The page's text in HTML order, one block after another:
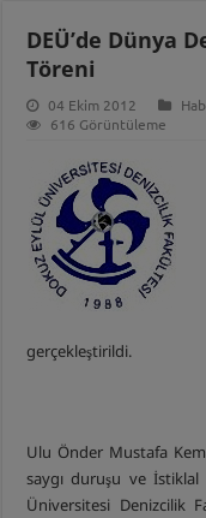
DEÜ’de Dünya
Töreni
04 Ekim 2012
616 Görüntüleme
gerçekleştirildi.
Ulu Önder Mustafa
saygı duruşu ve İstiklal
Üniversitesi Denizcilik